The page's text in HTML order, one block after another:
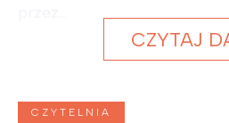
CZYTAJ
CZYTELNIA